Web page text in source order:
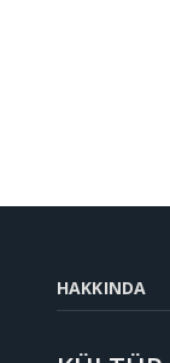
HAKKINDA